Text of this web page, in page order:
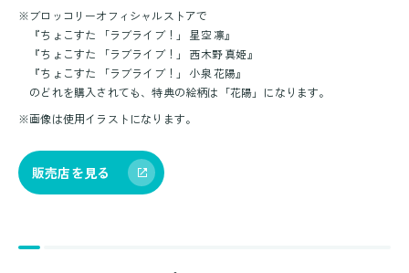
※ブロッコリーオフィシャルストアで
『ちょこすた 「ラブライブ！」 星空 凛』
『ちょこすた 「ラブライブ！」 西木野 真姫』
『ちょこすた 「ラブライブ！」 小泉 花陽』
のどれを購入されても、特典の絵柄は「花陽」になります。
※画像は使用イラストになります。
販売店を見る